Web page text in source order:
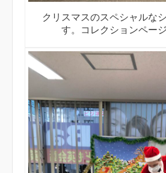
クリスマスのスペシャルな
す。コレクションペー